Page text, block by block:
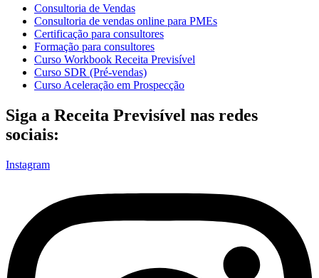
Consultoria de Vendas
Consultoria de vendas online para PMEs
Certificação para consultores
Formação para consultores
Curso Workbook Receita Previsível
Curso SDR (Pré-vendas)
Curso Aceleração em Prospecção
Siga a Receita Previsível nas redes
sociais:
Instagram